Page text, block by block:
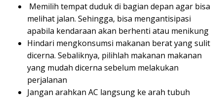
Memilih tempat duduk di bagian depan agar bisa
melihat jalan. Sehingga, bisa mengantisipasi
apabila kendaraan akan berhenti atau menikung
Hindari mengkonsumsi makanan berat yang sulit
dicerna. Sebaliknya, pilihlah makanan makanan
yang mudah dicerna sebelum melakukan
perjalanan
Jangan arahkan AC langsung ke arah tubuh